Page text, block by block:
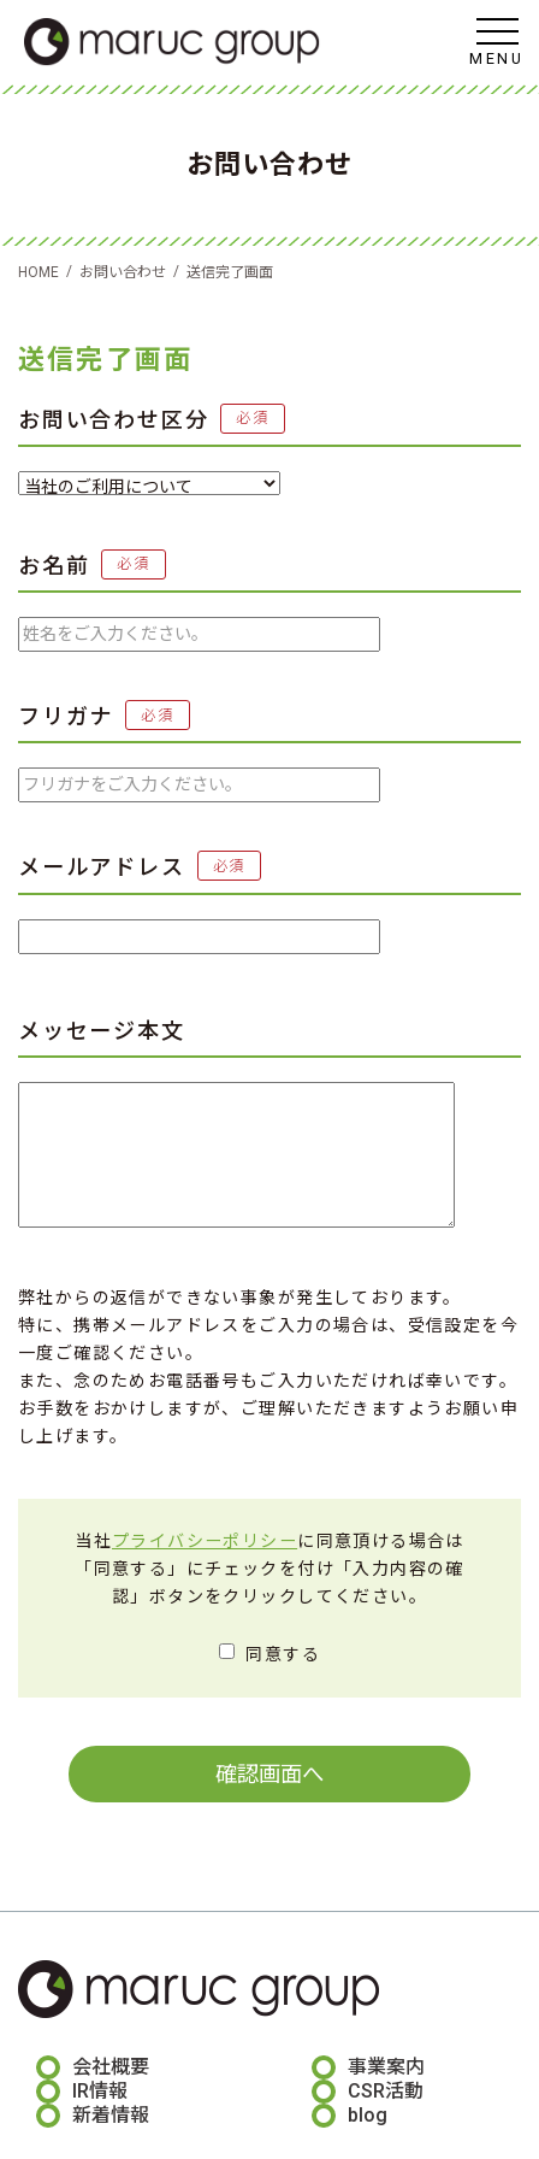
MENU
お問い合わせ
HOME / お問い合わせ / 送信完了画面
送信完了画面
お問い合わせ区分 必須
お名前 必須
フリガナ 必須
メールアドレス 必須
メッセージ本文
弊社からの返信ができない事象が発生しております。
特に、携帯メールアドレスをご入力の場合は、受信設定を今
一度ご確認ください。
また、念のためお電話番号もご入力いただければ幸いです。
お手数をおかけしますが、ご理解いただきますようお願い申
し上げます。
当社 プライバシーポリシー に同意頂ける場合は
「同意する」にチェックを付け「入力内容の確
認」ボタンをクリックしてください。
同意する
確認画面へ
会社概要
事業案内
IR情報
CSR活動
新着情報
blog